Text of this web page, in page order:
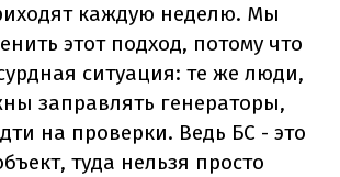
каждую неделю. Мы
этот подход, потому что
ситуация: те же люди,
заправлять генераторы,
на проверки. Ведь БС - это
туда нельзя просто